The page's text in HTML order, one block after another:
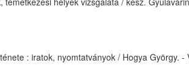
: iratok, nyomtatványok / Hogya György.